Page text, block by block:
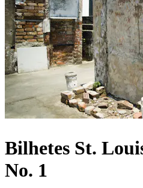
Bilhetes St.
No. 1